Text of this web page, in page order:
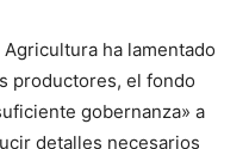
ha lamentado
productores, el fondo
gobernanza» a
detalles necesarios